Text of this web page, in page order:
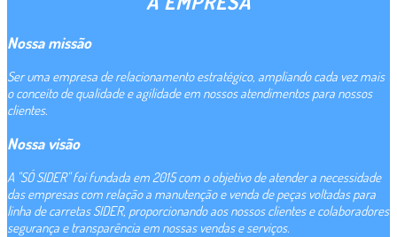
Nossa missão
Ser uma empresa de relacionamento estratégico, ampliando cada vez mais
o conceito de qualidade e agilidade em nossos atendimentos para nossos
clientes.
Nossa visão
A "SÓ SIDER" foi fundada em 2015 com o objetivo de atender a necessidade
das empresas com relação a manutenção e venda de peças voltadas para
linha de carretas SIDER, proporcionando aos nossos clientes e colaboradores
segurança e transparência em nossas vendas e serviços.